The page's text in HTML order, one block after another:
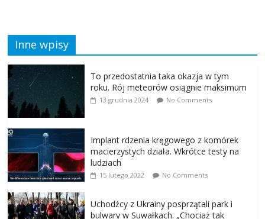
Inne wpisy
To przedostatnia taka okazja w tym
roku. Rój meteorów osiągnie maksimum
13 grudnia 2024 No Comments
Implant rdzenia kręgowego z komórek
macierzystych działa. Wkrótce testy na
ludziach
15 lutego 2022 No Comments
Uchodźcy z Ukrainy posprzątali park i
bulwary w Suwałkach. „Chociaż tak